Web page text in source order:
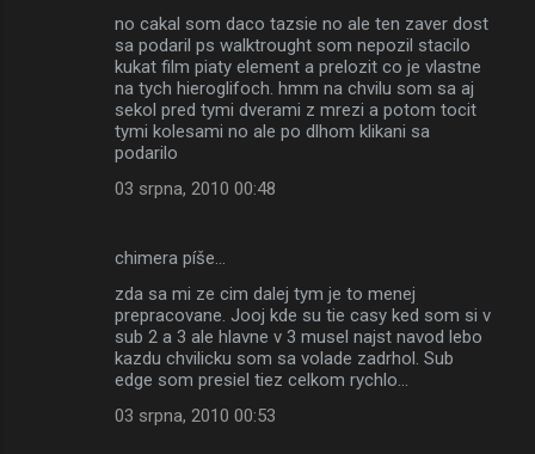
no cakal som daco tazsie no ale ten zaver dost
sa podaril ps walktrought som nepozil stacilo
kukat film piaty element a prelozit co je vlastne
na tych hieroglifoch. hmm na chvilu som sa aj
sekol pred tymi dverami z mrezi a potom tocit
tymi kolesami no ale po dlhom klikani sa
podarilo
03 srpna, 2010 00:48
chimera píše…
zda sa mi ze cim dalej tym je to menej
prepracovane. Jooj kde su tie casy ked som si v
sub 2 a 3 ale hlavne v 3 musel najst navod lebo
kazdu chvilicku som sa volade zadrhol. Sub
edge som presiel tiez celkom rychlo...
03 srpna, 2010 00:53